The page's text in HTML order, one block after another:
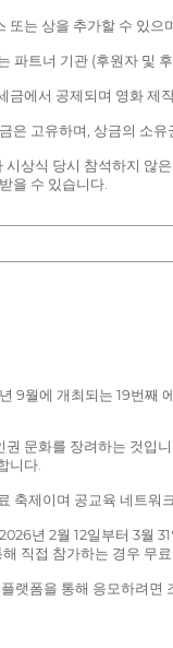
또는 상을 추가할 수 있
파트너 기관 (후원자 및
금에서 공제되며 영화 제
은 고유하며, 상금의 소
상식 당시 참석하지 않
을 수 있습니다.
9월에 개최되는 19번째
문화를 장려하는 것입
니다.
제이며 공교육 네트워
년 2월 12일부터 3월
접 참가하는 경우 무료
폼을 통해 응모하려면